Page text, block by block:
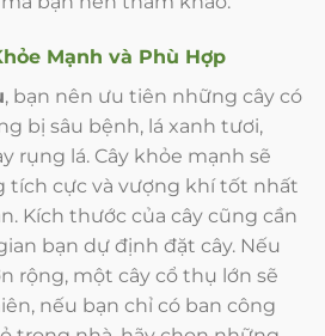
Mạnh và Phù Hợp
, bạn nên ưu tiên những cây có
bị sâu bệnh, lá xanh tươi,
rụng lá. Cây khỏe mạnh sẽ
tích cực và vượng khí tốt nhất
Kích thước của cây cũng cần
bạn dự định đặt cây. Nếu
rộng, một cây cổ thụ lớn sẽ
nếu bạn chỉ có ban công